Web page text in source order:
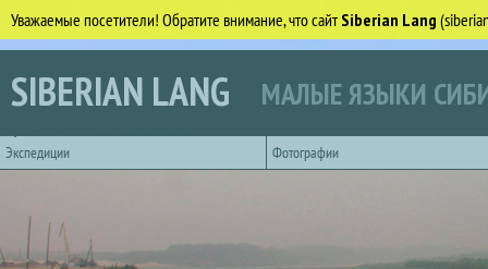
Уважаемые посетители! Обратите внимание, что сайтSiberian Lang
Перейти к основному содержанию
SIBERIAN LANG МАЛЫЕ ЯЗЫКИ
Экспедиции
Фотографии